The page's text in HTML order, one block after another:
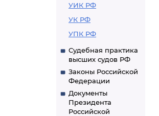
УИК РФ
УК РФ
УПК РФ
Судебная практика
высших судов РФ
Законы Российской
Федерации
Документы
Президента
Российской